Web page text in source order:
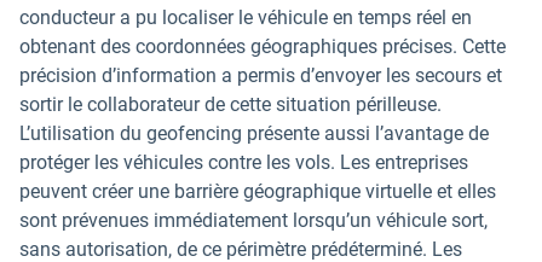
conducteur a pu localiser le véhicule en temps réel en
obtenant des coordonnées géographiques précises. Cette
précision d’information a permis d’envoyer les secours et
sortir le collaborateur de cette situation périlleuse.
L’utilisation du geofencing présente aussi l’avantage de
protéger les véhicules contre les vols. Les entreprises
peuvent créer une barrière géographique virtuelle et elles
sont prévenues immédiatement lorsqu’un véhicule sort,
sans autorisation, de ce périmètre prédéterminé. Les